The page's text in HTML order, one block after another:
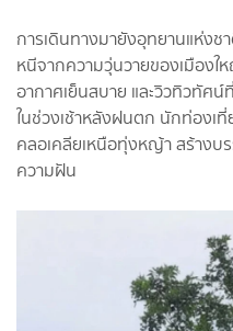
การเดินทางมายังอุทยานแห่งช
หนีจากความวุ่นวายของเมือง
อากาศเย็นสบาย และวิวทิวทัศน์
ในช่วงเช้าหลังฝนตก นักท่องเ
คลอเคลียเหนือทุ่งหญ้า สร้างบ
ความฝัน